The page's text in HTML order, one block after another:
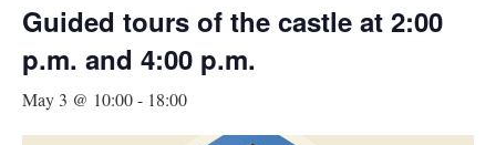
Guided tours of the castle at 2:00
p.m. and 4:00 p.m.
May 3 @ 10:00- 18:00